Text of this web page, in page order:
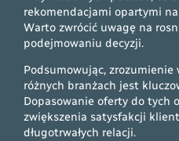
rekomendacjami opartymi
Warto zwrócić uwagę na
podejmowaniu decyzji.
Podsumowując,
różnych branżach jest
Dopasowanie oferty do tych
zwiększenia satysfakcji
długotrwałych relacji.